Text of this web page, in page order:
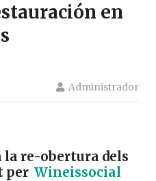
en
la re-obertura dels
per Wineissocial
Administrador